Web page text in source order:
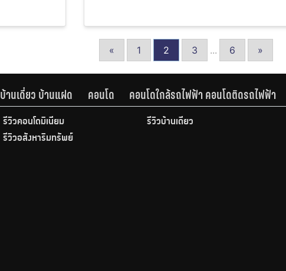
« 1 2 3 ... 6 »
บ้านเดี่ยว บ้านแฝด คอนโด คอนโดใกล้รถไฟฟ้า คอนโดติดรถไฟฟ้า
รีวิวคอนโดมิเนียม
รีวิวบ้านเดี่ยว
รีวิวอสังหาริมทรัพย์